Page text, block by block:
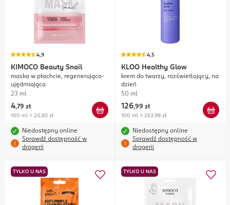
4,9
KIMOCO Beauty Snail
maska w płachcie, regenerująco-
ujędrniająca
23 ml
4,79 zł
100 ml = 20,83 zł
Niedostępny online
Sprawdź dostępność w
drogerii
4,5
KLOO Healthy Glow
krem do twarzy, rozświetlający, na
dzień
50 ml
126,99 zł
100 ml = 253,98 zł
Niedostępny online
Sprawdź dostępność w
drogerii
TYLKO U NAS TYLKO U NAS